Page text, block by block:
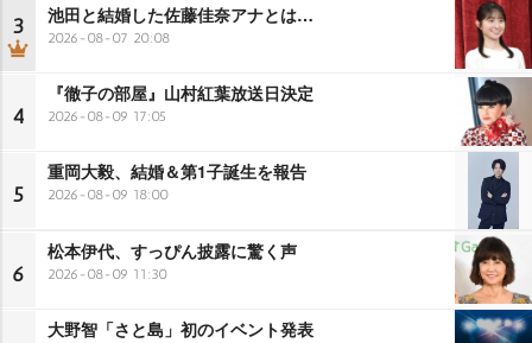
3 池田と結婚した佐藤佳奈アナとは…
2026-08-07 20:08
4
『徹子の部屋』山村紅葉放送日決定
2026-08-09 17:05
5
重岡大毅、結婚＆第1子誕生を報告
2026-08-09 18:00
6
松本伊代、すっぴん披露に驚く声
2026-08-09 11:30
大野智「さと島」初のイベント発表